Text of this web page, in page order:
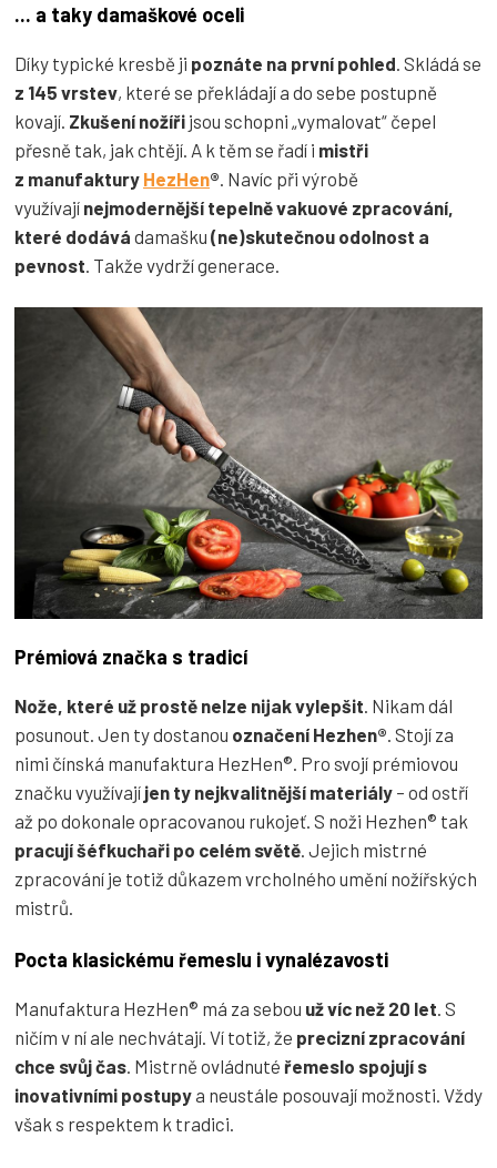
... a taky damaškové oceli
Díky typické kresbě ji poznáte na první pohled . Skládá se
z 145 vrstev, které se překládají a do sebe postupně
kovají. Zkušení nožíři jsou schopni „vymalovat“ čepel
přesně tak, jak chtějí. A k těm se řadí i mistři
z manufaktury HezHen® . Navíc při výrobě
využívají nejmodernější tepelně vakuové zpracování,
které dodává damašku (ne)skutečnou odolnost a
pevnost . Takže vydrží generace.
Prémiová značka s tradicí
Nože, které už prostě nelze nijak vylepšit. Nikam dál
posunout. Jen ty dostanou označení Hezhen®. Stojí za
nimi čínská manufaktura HezHen®. Pro svojí prémiovou
značku využívají jen ty nejkvalitnější materiály – od ostří
až po dokonale opracovanou rukojeť. S noži Hezhen® tak
pracují šéfkuchaři po celém světě. Jejich mistrné
zpracování je totiž důkazem vrcholného umění nožířských
mistrů.
Pocta klasickému řemeslu i vynalézavosti
Manufaktura HezHen® má za sebou už víc než 20 let. S
ničím v ní ale nechvátají. Ví totiž, že precizní zpracování
chce svůj čas. Mistrně ovládnuté řemeslo spojují s
inovativními postupya neustále posouvají možnosti. Vždy
však s respektem k tradici.